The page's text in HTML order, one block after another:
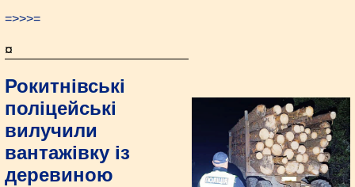
=>>>=
¤
Рокитнівські
поліцейські
вилучили
вантажівку із
деревиною